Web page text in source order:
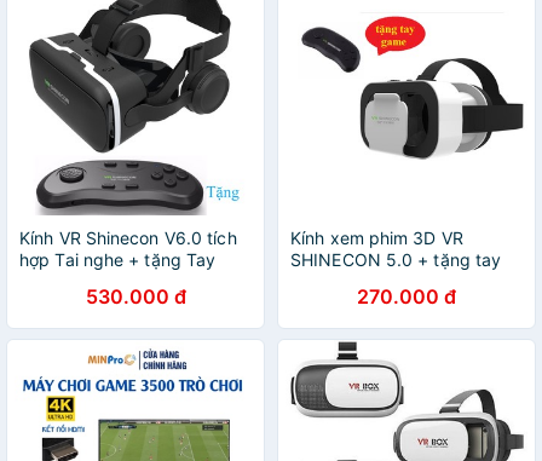
Kính VR Shinecon V6.0 tích
hợp Tai nghe + tặng Tay
530.000 đ
Kính xem phim 3D VR
SHINECON 5.0 + tặng tay
270.000 đ